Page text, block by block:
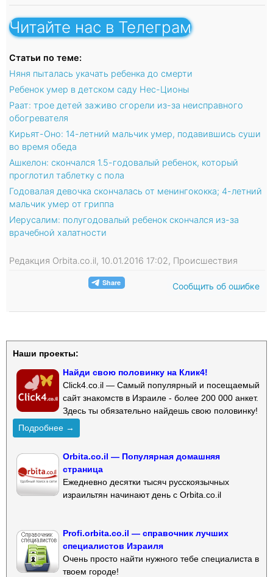
Читайте нас в Телеграм
Статьи по теме:
Няня пыталась укачать ребенка до смерти
Ребенок умер в детском саду Нес-Ционы
Раат: трое детей заживо сгорели из-за неисправного
обогревателя
Кирьят-Оно: 14-летний мальчик умер, подавившись суши
во время обеда
Ашкелон: скончался 1.5-годовалый ребенок, который
проглотил таблетку с пола
Годовалая девочка скончалась от менингококка; 4-летний
мальчик умер от гриппа
Иерусалим: полугодовалый ребенок скончался из-за
врачебной халатности
Редакция Orbita.co.il, 10.01.2016 17:02, Происшествия
Сообщить об ошибке
Наши проекты:
Найди свою половинку на Клик4!
Click4.co.il — Самый популярный и посещаемый
сайт знакомств в Израиле - более 200 000 анкет.
Здесь ты обязательно найдешь свою половинку!
Подробнее →
Orbita.co.il — Популярная домашняя
страница
Ежедневно десятки тысяч русскоязычных
израильтян начинают день с Orbita.co.il
Profi.orbita.co.il — справочник лучших
специалистов Израиля
Очень просто найти нужного тебе специалиста в
твоем городе!